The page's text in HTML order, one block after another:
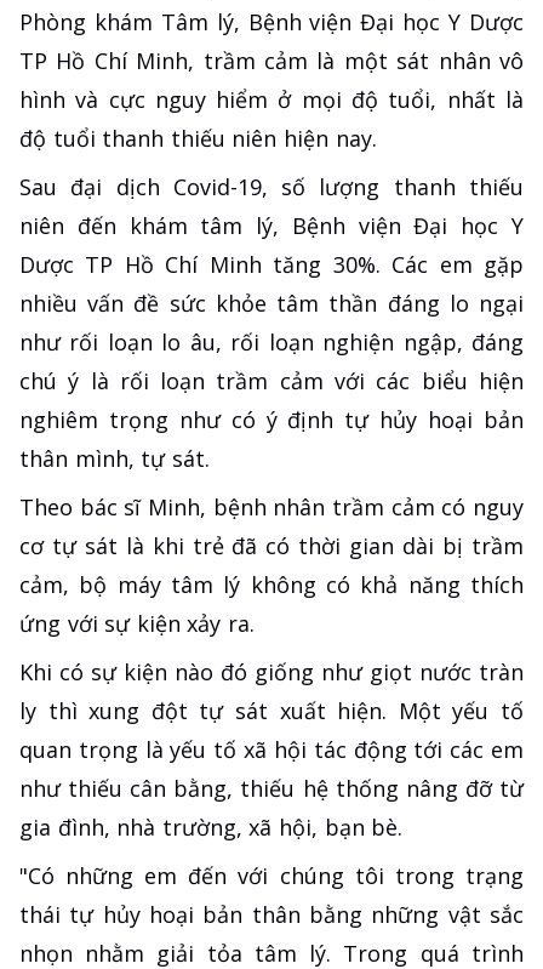
Phòng khám Tâm lý, Bệnh viện Đại học Y Dược
TP Hồ Chí Minh, trầm cảm là một sát nhân vô
hình và cực nguy hiểm ở mọi độ tuổi, nhất là
độ tuổi thanh thiếu niên hiện nay.
Sau đại dịch Covid-19, số lượng thanh thiếu
niên đến khám tâm lý, Bệnh viện Đại học Y
Dược TP Hồ Chí Minh tăng 30%. Các em gặp
nhiều vấn đề sức khỏe tâm thần đáng lo ngại
như rối loạn lo âu, rối loạn nghiện ngập, đáng
chú ý là rối loạn trầm cảm với các biểu hiện
nghiêm trọng như có ý định tự hủy hoại bản
thân mình, tự sát.
Theo bác sĩ Minh, bệnh nhân trầm cảm có nguy
cơ tự sát là khi trẻ đã có thời gian dài bị trầm
cảm, bộ máy tâm lý không có khả năng thích
ứng với sự kiện xảy ra.
Khi có sự kiện nào đó giống như giọt nước tràn
ly thì xung đột tự sát xuất hiện. Một yếu tố
quan trọng là yếu tố xã hội tác động tới các em
như thiếu cân bằng, thiếu hệ thống nâng đỡ từ
gia đình, nhà trường, xã hội, bạn bè.
"Có những em đến với chúng tôi trong trạng
thái tự hủy hoại bản thân bằng những vật sắc
nhọn nhằm giải tỏa tâm lý. Trong quá trình